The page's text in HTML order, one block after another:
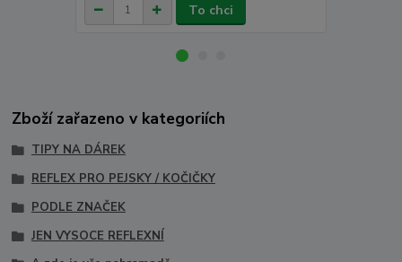
To chci
Zboží zařazeno v kategoriích
TIPY NA DÁREK
REFLEX PRO PEJSKY / KOČIČKY
PODLE ZNAČEK
JEN VYSOCE REFLEXNÍ